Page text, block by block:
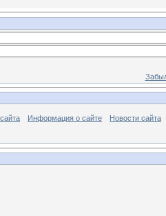
Информация о сайте Новости сайта